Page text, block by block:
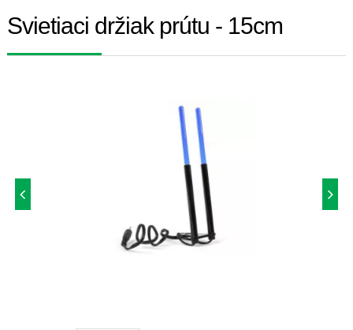
Svietiaci držiak prútu - 15cm